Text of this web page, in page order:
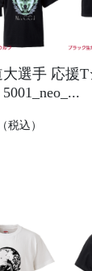
選手 応援
（税込）